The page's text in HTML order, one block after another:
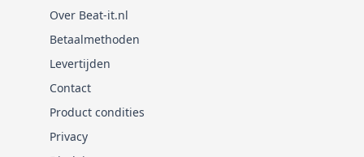
Over Beat-it.nl
Betaalmethoden
Levertijden
Contact
Product condities
Privacy